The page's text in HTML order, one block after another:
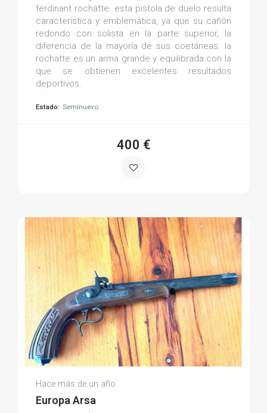
ferdinant rochatte. esta pistola de duelo resulta
característica y emblemática, ya que su cañón
redondo con solista en la parte superior, la
diferencia de la mayoría de sus coetáneas. la
rochatte es un arma grande y equilibrada con la
que se obtienen excelentes resultados
deportivos.
Estado: Seminuevo
400 €
Francisco Javier P.
Hace más de un año
Europa Arsa